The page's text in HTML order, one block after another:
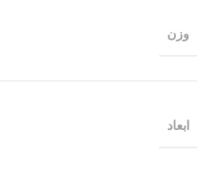
وزن
ابعاد